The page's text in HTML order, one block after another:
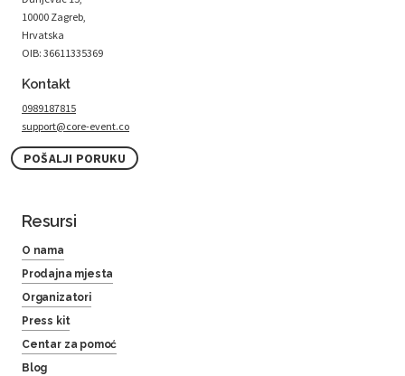
10000 Zagreb,
Hrvatska
OIB: 36611335369
Kontakt
0989187815
support@core-event.co
POŠALJI PORUKU
Resursi
O nama
Prodajna mjesta
Organizatori
Press kit
Centar za pomoć
Blog